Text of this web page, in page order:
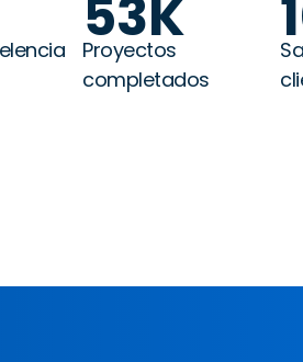
53K
Proyectos
completados